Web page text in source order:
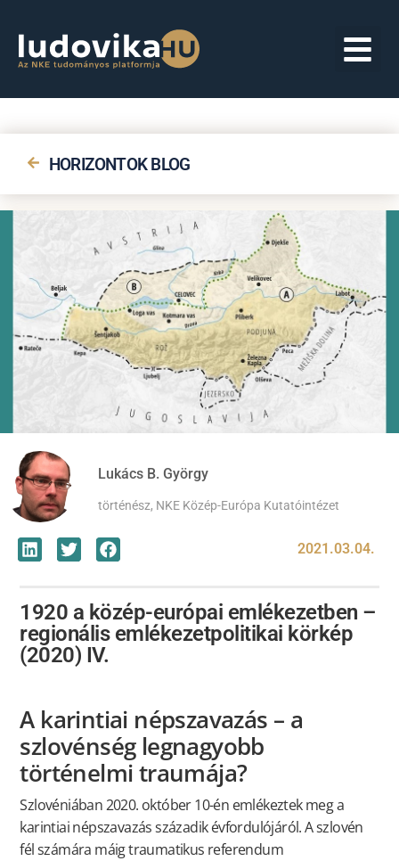
HORIZONTOK BLOG
Lukács B. György
történész, NKE Közép-Európa Kutatóintézet
2021.03.04.
1920 a közép-európai emlékezetben –
regionális emlékezetpolitikai körkép
(2020) IV.
A karintiai népszavazás – a
szlovénség legnagyobb
történelmi traumája?
Szlovéniában 2020. október 10-én emlékeztek meg a
karintiai népszavazás századik évfordulójáról. A szlovén
fél számára máig traumatikus referendum